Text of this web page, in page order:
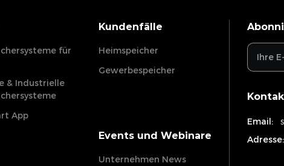
für
& Industrielle
App
Kundenfälle
Heimspeicher
Gewerbespeicher
Events und Webinare
Unternehmen News
Email:
Adresse: